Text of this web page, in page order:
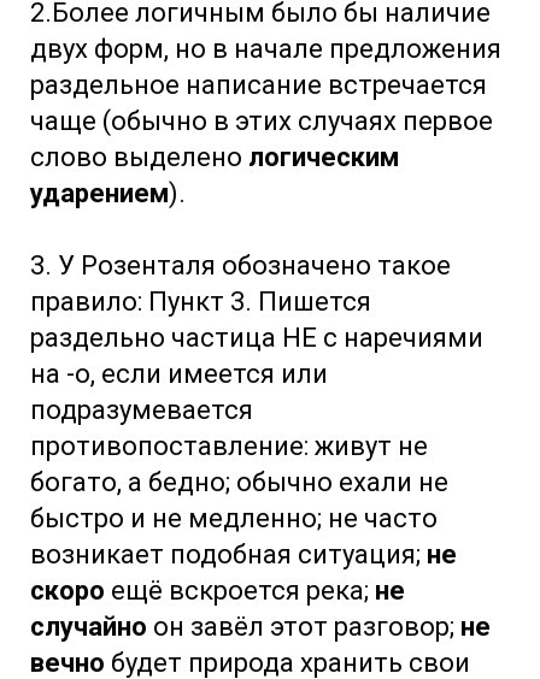
2.Более логичным было бы наличие
двух форм, но в начале предложения
раздельное написание встречается
чаще (обычно в этих случаях первое
слово выделено логическим
ударением).
3. У Розенталя обозначено такое
правило: Пункт 3. Пишется
раздельно частица НЕ с наречиями
на -о, если имеется или
подразумевается
противопоставление: живут не
богато, а бедно; обычно ехали не
быстро и не медленно; не часто
возникает подобная ситуация; не
скоро ещё вскроется река; не
случайно он завёл этот разговор; не
вечно будет природа хранить свои